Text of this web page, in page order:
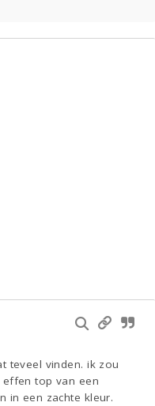
teveel vinden. ik zou
top van een
in een zachte kleur.